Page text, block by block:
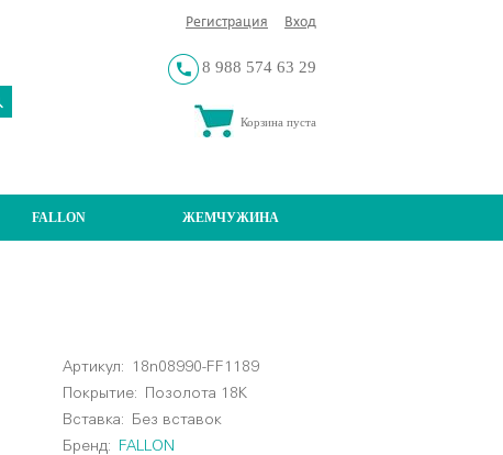
Регистрация Вход
8 988 574 63 29
Корзина пуста
FALLON ЖЕМЧУЖИНА
Артикул:
18n08990-FF1189
Покрытие: Позолота 18К
Вставка: Без вставок
Бренд:
FALLON